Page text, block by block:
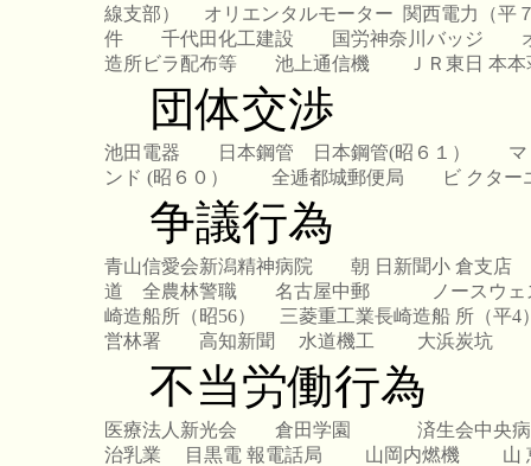
線支部）
オリエンタルモーター 関西電力（平
件
千代田化工建設 国労神奈川バッジ
造所ビラ配布等
池上通信機 ＪＲ東日 本本
団体交渉
池田電器 日本鋼管 日本鋼管(昭６１）
ンド (昭６０）
全逓都城郵便局 ビ クター
争議行為
青山信愛会新潟精神病院
朝 日新聞小 倉支店
道
全農林警職 名古屋中郵
ノースウ
崎造船所（昭56）
三菱重工業長崎造船 所（平4
営林署
高知新聞 水道機工 大浜炭坑
不当労働行為
医療法人新光会 倉田学園
済生会中央
治乳業
目黒電 報電話局 山岡内燃機
山